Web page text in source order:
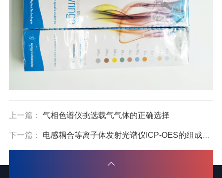
上一篇： 气相色谱仪挑选载气气体的正确选择
下一篇： 电感耦合等离子体发射光谱仪ICP-OES的组成和应用领域